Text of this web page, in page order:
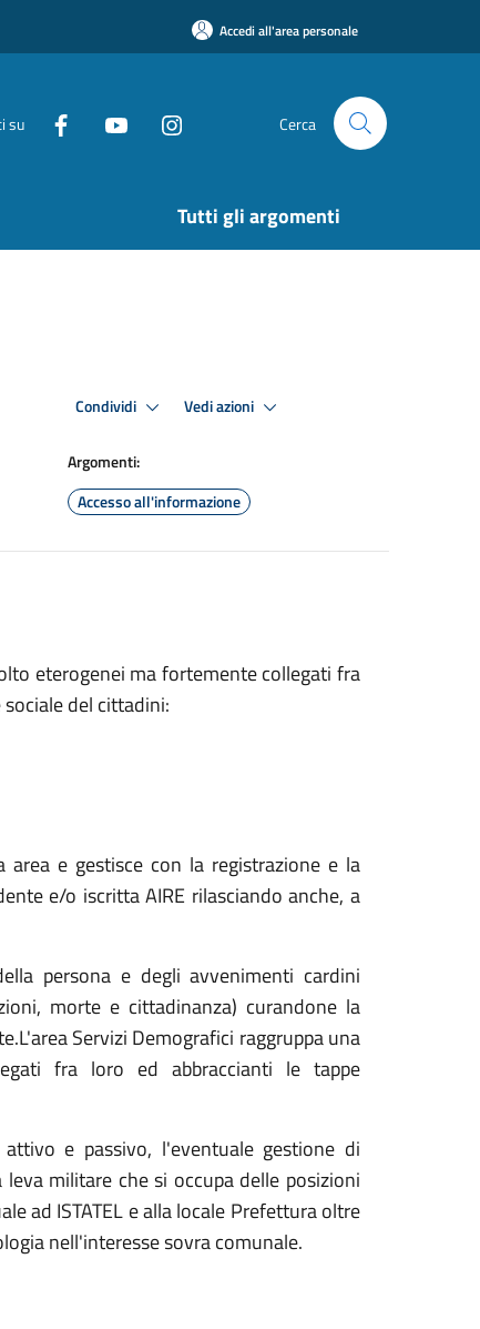
Accedi all'area personale
su Cerca
Tutti gli argomenti
Condividi Vedi azioni
Argomenti:
Accesso all'informazione
eterogenei ma fortemente collegati fra
del cittadini:
e gestisce con la registrazione e la
e/o iscritta AIRE rilasciando anche, a
persona e degli avvenimenti cardini
morte e cittadinanza) curandone la
Servizi Demografici raggruppa una
fra loro ed abbraccianti le tappe
e passivo, l'eventuale gestione di
militare che si occupa delle posizioni
ad ISTATEL e alla locale Prefettura oltre
nell'interesse sovra comunale.